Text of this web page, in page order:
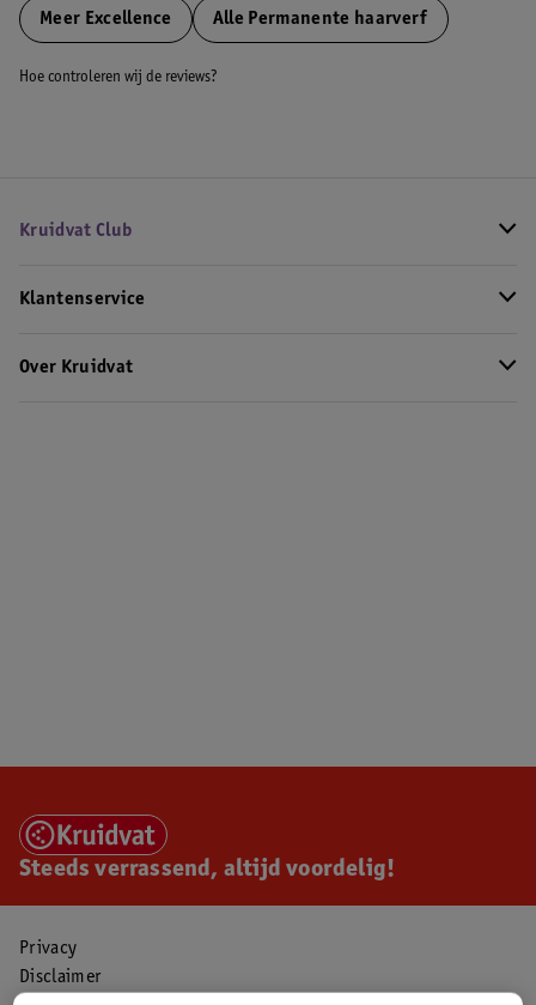
Meer Excellence Alle Permanente haarverf
Hoe controleren wij de reviews?
Kruidvat Club
Klantenservice
Over Kruidvat
Steeds verrassend, altijd voordelig!
Privacy
Disclaimer